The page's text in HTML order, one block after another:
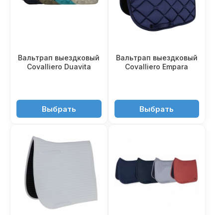
Вальтрап выездковый
Covalliero Duavita
4'550 ₽Выбрать
Вальтрап выездковый
Covalliero Empara
4'990 ₽Выбрать